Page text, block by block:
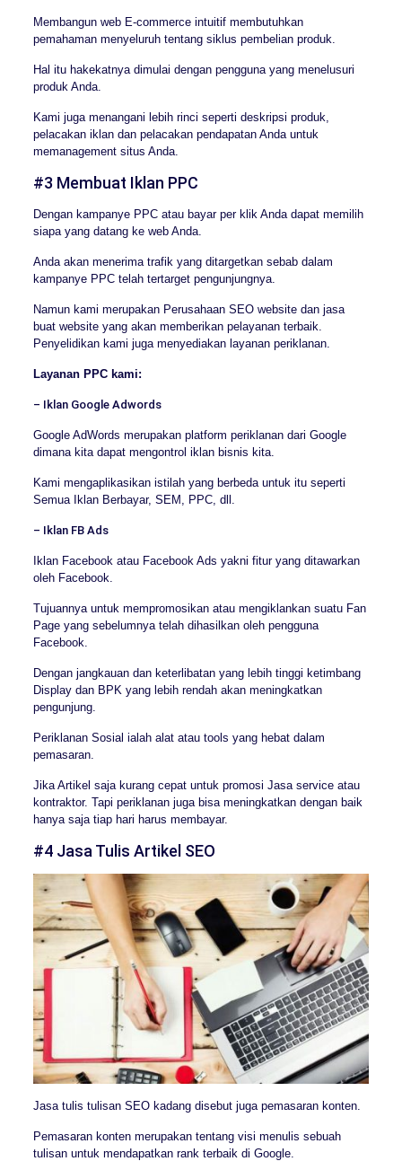
Membangun web E-commerce intuitif membutuhkan
pemahaman menyeluruh tentang siklus pembelian produk.
Hal itu hakekatnya dimulai dengan pengguna yang menelusuri
produk Anda.
Kami juga menangani lebih rinci seperti deskripsi produk,
pelacakan iklan dan pelacakan pendapatan Anda untuk
memanagement situs Anda.
#3 Membuat Iklan PPC
Dengan kampanye PPC atau bayar per klik Anda dapat memilih
siapa yang datang ke web Anda.
Anda akan menerima trafik yang ditargetkan sebab dalam
kampanye PPC telah tertarget pengunjungnya.
Namun kami merupakan Perusahaan SEO website dan jasa
buat website yang akan memberikan pelayanan terbaik.
Penyelidikan kami juga menyediakan layanan periklanan.
Layanan PPC kami:
– Iklan Google Adwords
Google AdWords merupakan platform periklanan dari Google
dimana kita dapat mengontrol iklan bisnis kita.
Kami mengaplikasikan istilah yang berbeda untuk itu seperti
Semua Iklan Berbayar, SEM, PPC, dll.
– Iklan FB Ads
Iklan Facebook atau Facebook Ads yakni fitur yang ditawarkan
oleh Facebook.
Tujuannya untuk mempromosikan atau mengiklankan suatu Fan
Page yang sebelumnya telah dihasilkan oleh pengguna
Facebook.
Dengan jangkauan dan keterlibatan yang lebih tinggi ketimbang
Display dan BPK yang lebih rendah akan meningkatkan
pengunjung.
Periklanan Sosial ialah alat atau tools yang hebat dalam
pemasaran.
Jika Artikel saja kurang cepat untuk promosi Jasa service atau
kontraktor. Tapi periklanan juga bisa meningkatkan dengan baik
hanya saja tiap hari harus membayar.
#4 Jasa Tulis Artikel SEO
Jasa tulis tulisan SEO kadang disebut juga pemasaran konten.
Pemasaran konten merupakan tentang visi menulis sebuah
tulisan untuk mendapatkan rank terbaik di Google.